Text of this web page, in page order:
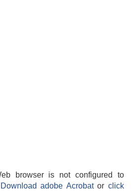
browser is not configured to
Download adobe Acrobatorclick